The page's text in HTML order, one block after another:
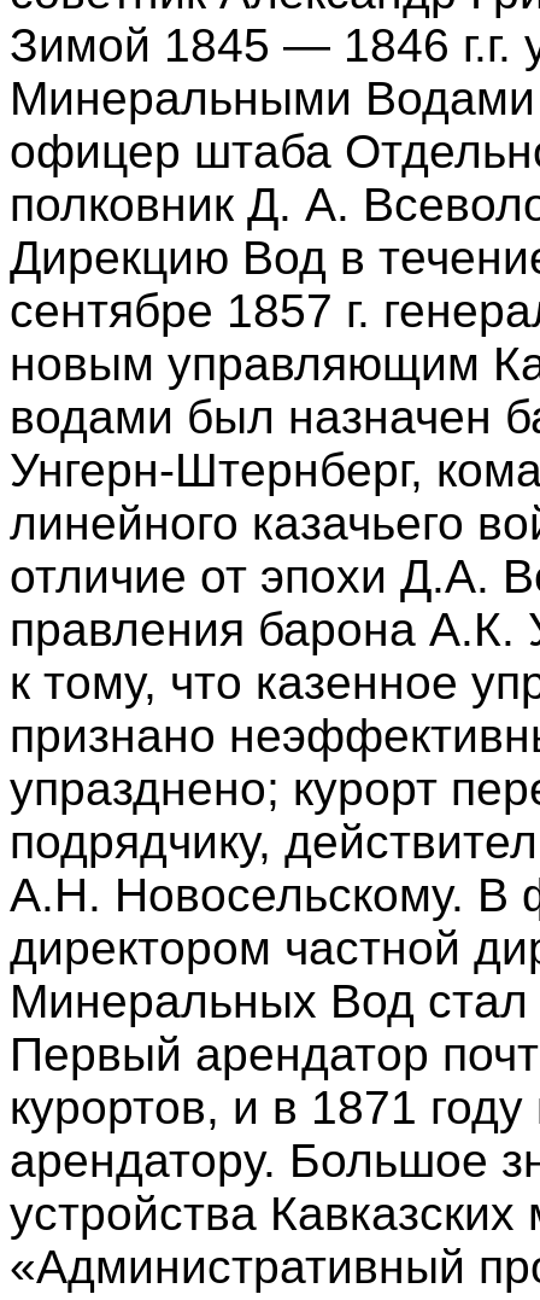
Зимой 1845 — 1846 г.г.
Минеральными
офицер штаба
полковник Д. А.
Дирекцию Вод в
сентябре 1857 г.
новым управляющим
водами был назначен
Унгерн-Штернберг,
линейного казачьего
отличие от эпохи Д.А.
правления барона А.К.
к тому, что казенное
признано
упразднено; курорт
подрядчику,
А.Н. Новосельскому. В
директором частной
Минеральных Вод
Первый арендатор
курортов, и в 1871
арендатору. Большое
устройства
«Административный